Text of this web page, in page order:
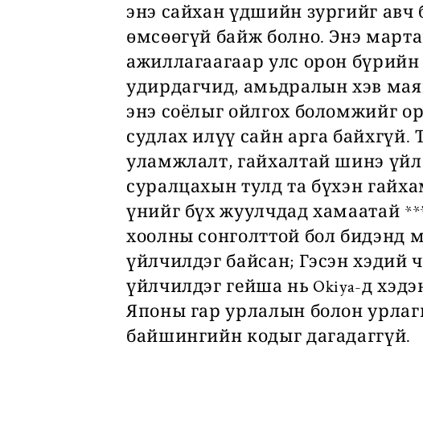
энэ сайхан үдшийн зургийг
өмсөөгүй байж болно. Энэ
ажиллагаагаар улс орон
удирдагчид, амьдралын хэв
энэ соёлыг ойлгох боломжийг
судлах илүү сайн арга
уламжлалт, гайхалтай шинэ
суралцахын тулд та бүхэн
үнийг бүх жуулчдад хамаатай
хоолны сонголттой бол бидэнд
үйлчилдэг байсан; Гэсэн
үйлчилдэг гейша нь Okiya-д
Японы гар урлалын болон
байшингийн кодыг дагадаггүй.